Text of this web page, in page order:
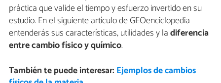
práctica que valide el tiempo y esfuerzo invertido en su
estudio. En el siguiente artículo de GEOenciclopedia
entenderás sus características, utilidades y ladiferencia
entre cambio físico y químico.
También te puede interesar: Ejemplos de cambios